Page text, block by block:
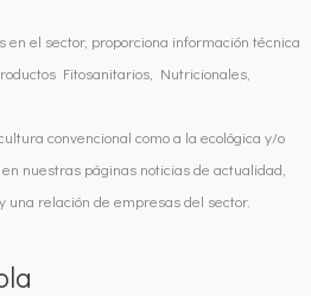
en el sector, proporciona información técnica
Fitosanitarios, Nutricionales,
convencional como a la ecológica y/o
nuestras páginas noticias de actualidad,
una relación de empresas del sector.